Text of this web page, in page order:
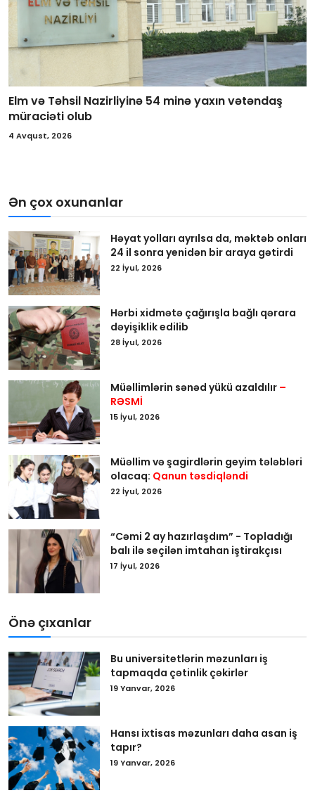
Elm və Təhsil Nazirliyinə 54 minə yaxın vətəndaş
müraciəti olub
4 Avqust, 2026
Ən çox oxunanlar
Həyat yolları ayrılsa da, məktəb onları
24 il sonra yenidən bir araya gətirdi
22 İyul, 2026
Hərbi xidmətə çağırışla bağlı qərara
dəyişiklik edilib
28 İyul, 2026
Müəllimlərin sənəd yükü azaldılır –
RƏSMİ
15 İyul, 2026
Müəllim və şagirdlərin geyim tələbləri
olacaq: Qanun təsdiqləndi
22 İyul, 2026
“Cəmi 2 ay hazırlaşdım” - Topladığı
balı ilə seçilən imtahan iştirakçısı
17 İyul, 2026
Önə çıxanlar
Bu universitetlərin məzunları iş
tapmaqda çətinlik çəkirlər
19 Yanvar, 2026
Hansı ixtisas məzunları daha asan iş
tapır?
19 Yanvar, 2026